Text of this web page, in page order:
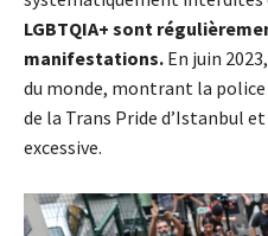
LGBTQIA+ sont
manifestations. En juin
du monde, montrant la
de la Trans Pride d’Istanbul
excessive.